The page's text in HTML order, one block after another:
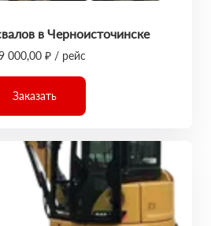
в Черноисточинске
000,00 ₽ / рейс
Заказать